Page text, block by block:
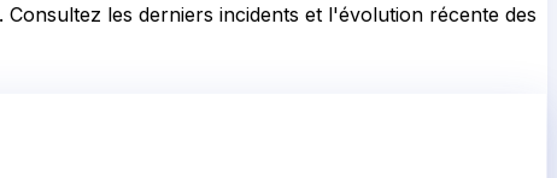
les derniers incidents et l'évolution récente des